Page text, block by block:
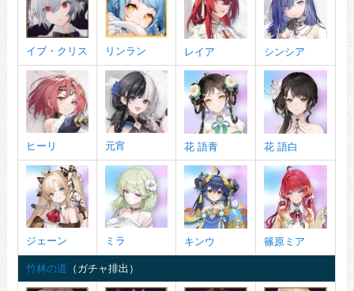
イブ・クリス リンラン レイア シンシア
ヒーリ 元宵 花 語青 花 語白
ジェーン ミラ キンウ 篠原ミア
竹林の道 （ガチャ排出）